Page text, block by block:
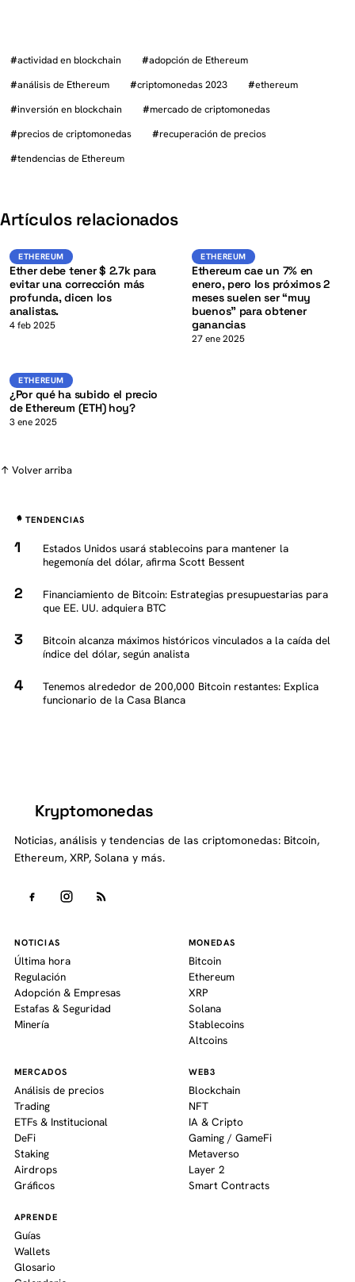
#actividad en blockchain #adopción de Ethereum
#análisis de Ethereum #criptomonedas 2023 #ethereum
#inversión en blockchain #mercado de criptomonedas
#precios de criptomonedas #recuperación de precios
#tendencias de Ethereum
Artículos relacionados
Ethereum K
ETHEREUM
Ether debe tener $ 2.7k para
evitar una corrección más
profunda, dicen los
analistas.
4 feb 2025
ETHEREUM ETH
ETHEREUM
Ethereum cae un 7% en
enero, pero los próximos 2
meses suelen ser “muy
buenos” para obtener
ganancias
27 ene 2025
ETHEREUM ETH K
ETHEREUM
¿Por qué ha subido el precio
de Ethereum (ETH) hoy?
3 ene 2025
↑ Volver arriba
TENDENCIAS
Estados Unidos usará stablecoins para mantener la
hegemonía del dólar, afirma Scott Bessent
Financiamiento de Bitcoin: Estrategias presupuestarias para
que EE. UU. adquiera BTC
Bitcoin alcanza máximos históricos vinculados a la caída del
índice del dólar, según analista
Tenemos alrededor de 200,000 Bitcoin restantes: Explica
funcionario de la Casa Blanca
Kryptomonedas
Noticias, análisis y tendencias de las criptomonedas: Bitcoin,
Ethereum, XRP, Solana y más.
NOTICIAS
Última hora
Regulación
Adopción & Empresas
Estafas & Seguridad
Minería
MONEDAS
Bitcoin
Ethereum
XRP
Solana
Stablecoins
Altcoins
MERCADOS
Análisis de precios
Trading
ETFs & Institucional
DeFi
Staking
Airdrops
Gráficos
WEB3
Blockchain
NFT
IA & Cripto
Gaming / GameFi
Metaverso
Layer 2
Smart Contracts
APRENDE
Guías
Wallets
Glosario